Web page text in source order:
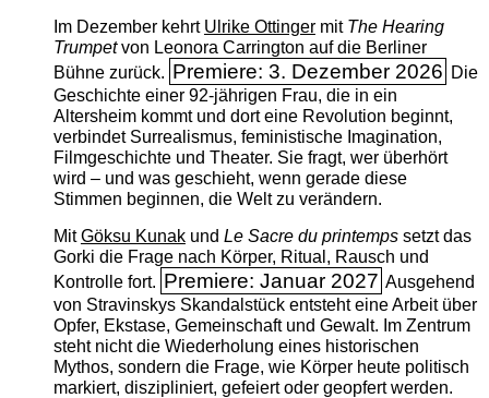
Im Dezember kehrt Ulrike Ottingermit The ­Hearing
Trumpetvon Leonora Carrington auf die Berliner
Bühne zurück. Premiere: 3. Dezember 2026 Die
Geschichte einer 92-jährigen Frau, die in ein
Altersheim kommt und dort eine Revolution beginnt,
verbindet Surrealismus, feministische Imagination,
Filmgeschichte und Theater. Sie fragt, wer überhört
wird – und was geschieht, wenn gerade diese
Stimmen beginnen, die Welt zu verändern.
MitGöksu Kunakund Le Sacre du printempssetzt das
Gorki die Frage nach Körper, Ritual, Rausch und
Kontrolle fort. Premiere: Januar 2027 Ausgehend
von Stravinskys Skandalstück entsteht eine Arbeit über
Opfer, Ekstase, Gemeinschaft und Gewalt. Im Zentrum
steht nicht die Wiederholung eines historischen
Mythos, sondern die Frage, wie Körper heute politisch
markiert, diszipliniert, gefeiert oder geopfert werden.